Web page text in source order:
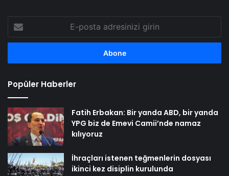
posta
adresinizi
Popüler Haberler
Fatih Erbakan: Bir yanda ABD, bir yanda
YPG biz de Emevi Camii’nde namaz
kılıyoruz
İhraçları istenen teğmenlerin dosyası
ikinci kez disiplin kurulunda